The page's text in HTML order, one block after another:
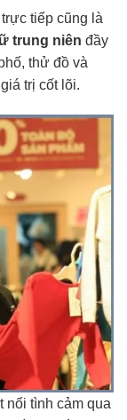
tiếp cũng là
trung niên đầy
thử đồ và
trị cốt lõi.
nối tình cảm qua